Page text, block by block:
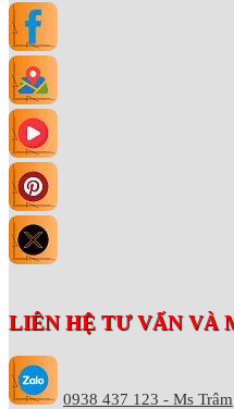
LIÊN HỆ TƯ VẤN VÀ
0938 437 123 - Ms Trâm